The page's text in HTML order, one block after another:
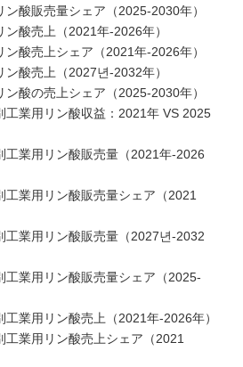
ン酸販売量シェア（2025-2030年）
ン酸売上（2021年-2026年）
ン酸売上シェア（2021年-2026年）
ン酸売上（2027년-2032年）
ン酸の売上シェア（2025-2030年）
工業用リン酸収益：2021年 VS 2025
工業用リン酸販売量（2021年-2026
工業用リン酸販売量シェア（2021
工業用リン酸販売量（2027년-2032
工業用リン酸販売量シェア（2025-
工業用リン酸売上（2021年-2026年）
工業用リン酸売上シェア（2021